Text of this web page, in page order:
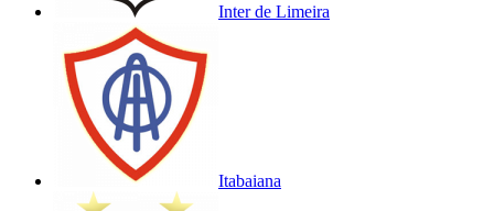
Inter de Limeira
Itabaiana